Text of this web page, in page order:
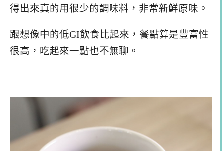
得出來真的用很少的調味料，非常新鮮原味。
跟想像中的低GI飲食比起來，餐點算是豐富性
很高，吃起來一點也不無聊。